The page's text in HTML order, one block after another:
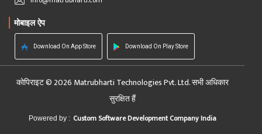
मोबाइल ऐप
Download On App Store Download On Play Store
कोपिराइट © 2026 Matrubharti Technologies Pvt. Ltd. सभी अधिकार
सुरक्षित हैं
Powered by : Custom Software Development Company India